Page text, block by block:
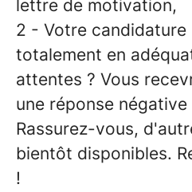
lettre de motivation,
2 - Votre candidature
totalement en
attentes ? Vous
une réponse
Rassurez-vous,
bientôt disponibles.
!